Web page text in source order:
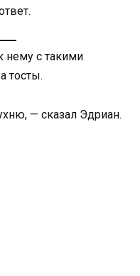
нему с такими
тосты.
— сказал Эдриан.